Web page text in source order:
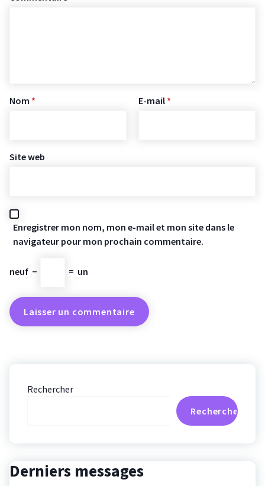
Nom * E-mail *
Site web
Enregistrer mon nom, mon e-mail et mon site dans le
navigateur pour mon prochain commentaire.
neuf − = un
Rechercher
Rechercher
Derniers messages